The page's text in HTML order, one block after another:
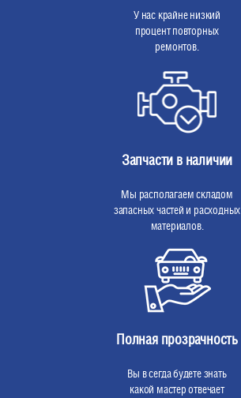
У нас крайне низкий
процент повторных
ремонтов.
Запчасти в наличии
Мы располагаем складом
запасных частей и расходных
материалов.
Полная прозрачность
Вы в сегда будете знать
какой мастер отвечает